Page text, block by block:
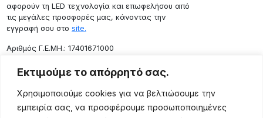
Εκτιμούμε το απόρρητό σας.
Χρησιμοποιούμε cookies για να βελτιώσουμε την
εμπειρία σας, να προσφέρουμε προσωποποιημένες
αφορούν τη LED τεχνολογία και επωφελήσου από
τις μεγάλες προσφορές μας, κάνοντας την
εγγραφή σου στο site.
Aριθμός Γ.Ε.ΜΗ.: 17401671000
Επικοινωνία
Ρόδου 133, Αθήνα 10443
(+30) 211 725 5427